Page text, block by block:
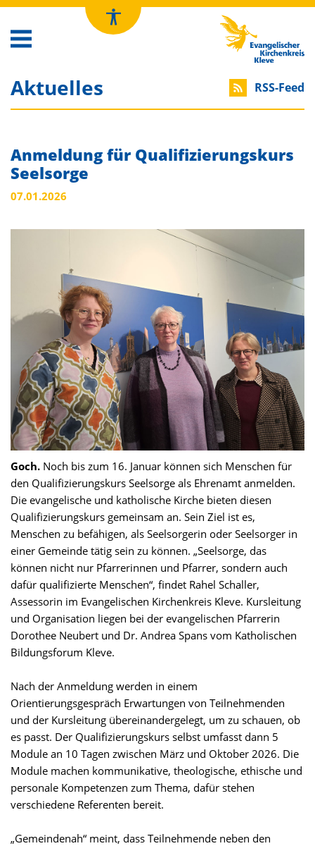
Kirchenkreis Kleve
RSS-Feed
Aktuelles
Anmeldung für Qualifizierungskurs
Seelsorge
07.01.2026
Goch. Noch bis zum 16. Januar können sich Menschen für
den Qualifizierungskurs Seelsorge als Ehrenamt anmelden.
Die evangelische und katholische Kirche bieten diesen
Qualifizierungskurs gemeinsam an. Sein Ziel ist es,
Menschen zu befähigen, als Seelsorgerin oder Seelsorger in
einer Gemeinde tätig sein zu können. „Seelsorge, das
können nicht nur Pfarrerinnen und Pfarrer, sondern auch
dafür qualifizierte Menschen“, findet Rahel Schaller,
Assessorin im Evangelischen Kirchenkreis Kleve. Kursleitung
und Organisation liegen bei der evangelischen Pfarrerin
Dorothee Neubert und Dr. Andrea Spans vom Katholischen
Bildungsforum Kleve.
Nach der Anmeldung werden in einem
Orientierungsgespräch Erwartungen von Teilnehmenden
und der Kursleitung übereinandergelegt, um zu schauen, ob
es passt. Der Qualifizierungskurs selbst umfasst dann 5
Module an 10 Tagen zwischen März und Oktober 2026. Die
Module machen kommunikative, theologische, ethische und
personale Kompetenzen zum Thema, dafür stehen
verschiedene Referenten bereit.
„Gemeindenah“ meint, dass Teilnehmende neben den